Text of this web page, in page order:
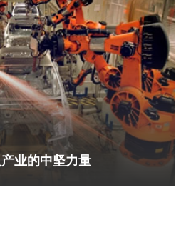
业的中坚力量